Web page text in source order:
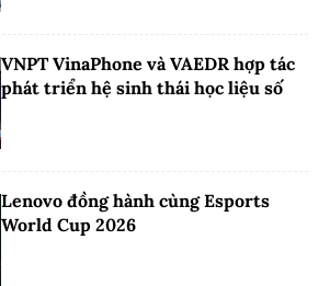
VNPT VinaPhone và VAEDR hợp tác
phát triển hệ sinh thái học liệu số
Lenovo đồng hành cùng Esports
World Cup 2026